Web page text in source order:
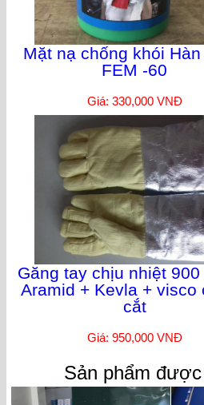
Mặt nạ chống khói Hàn
FEM -60
Giá: 330,000 VNĐ
Găng tay chịu nhiệt 900
Aramid + Kevla + visco
cắt
Giá: 950,000 VNĐ
Sản phẩm